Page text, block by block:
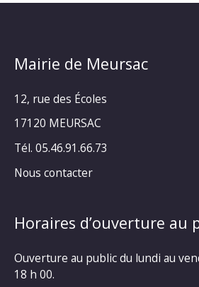
Mairie de Meursac
12, rue des Écoles
17120 MEURSAC
Tél. 05.46.91.66.73
Nous contacter
Horaires d’ouverture au
Ouverture au public du lundi au
18 h 00.